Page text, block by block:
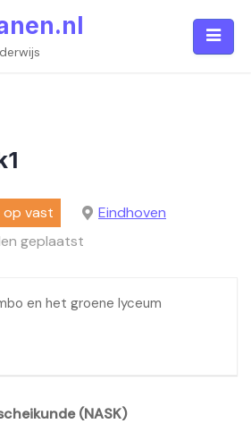
op vast
Eindhoven
geplaatst
en het groene lyceum
(NASK)